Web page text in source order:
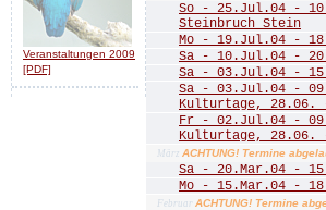
Veranstaltungen 2009
[PDF]
So - 25.Jul.04 -
Steinbruch Stein
Mo - 19.Jul.04
Sa - 10.Jul.04 -
Sa - 03.Jul.04 -
Sa - 03.Jul.04 -
Kulturtage,
Fr - 02.Jul.04 -
Kulturtage,
März ACHTUNG! Termine
Sa -
Mo - 15.Mar.04
Februar ACHTUNG! Termine